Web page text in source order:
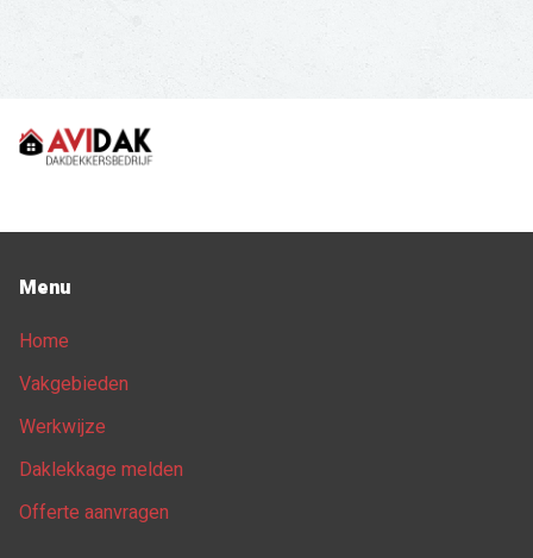
Menu
Home
Vakgebieden
Werkwijze
Daklekkage melden
Offerte aanvragen